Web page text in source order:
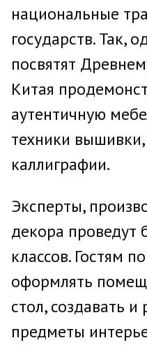
национальные
государств. Так,
посвятят
Китая
аутентичную
техники вышивки,
каллиграфии.
Эксперты,
декора проведут
классов. Гостям
оформлять
стол, создавать и
предметы